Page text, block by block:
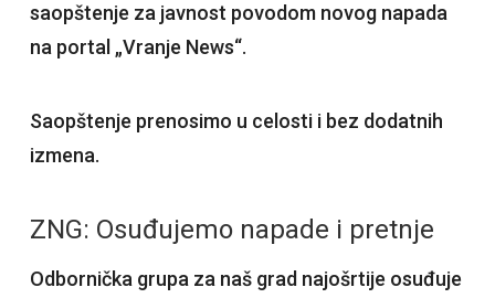
saopštenje za javnost povodom novog napada
na portal „Vranje News“.
Saopštenje prenosimo u celosti i bez dodatnih
izmena.
ZNG: Osuđujemo napade i pretnje
Odbornička grupa za naš grad najošrtije osuđuje